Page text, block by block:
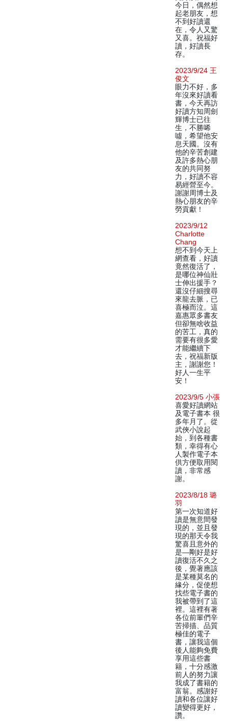
今日，偶然想
起老朋友，想
不到好讀還
在，令人又驚
又喜。祝福好
讀，好讀長
存。
2023/9/24 王
俊文
眼力不好，多
年沒來好讀看
書，今天再訪
好讀方知周劍
輝博士已往
生，不勝唏
噓，希望他安
息天國。沒有
他的辛苦創建
及許多熱心朋
友的共同努
力，好讀不容
易經營至今。
謝謝周博士及
熱心朋友的辛
勞貢獻！
2023/9/12
Charlotte
Chang
想不到今天上
網查看，好讀
竟然復活了，
是哪位神仙壯
士伸出援手？
還沒仔細搜尋
來龍去脈，已
喜極而泣。這
嘉惠眾多書友
但卻無啥收益
的苦工，真的
需要有很多愛
才能繼續下
去，祝福新版
主，謝謝您！
好人一生平
安！
2023/9/5 小張
喜愛好讀網站
及電子書本 很
多年月了。從
武俠小說起
始，到各種書
類，幸得有心
人製作電子本
供方便取用閱
讀，非常感
謝。
2023/8/18 璐
羽
第一次知道好
讀是無意間發
現的，並且發
現的那天令我
驚喜且意外的
是—剛好是好
讀復活不久之
後，覺著應該
是某種莫名的
緣分，促使想
找些電子書的
我被帶到了這
裡。這裡有著
各位前輩們辛
苦掃描、品質
極佳的電子
書，讓我這個
後人能夠免費
享用這些書
籍，十分感激
前人的努力讓
我成了書籍的
富翁。感謝好
讀和各位讓好
讀變得更好，
讚。